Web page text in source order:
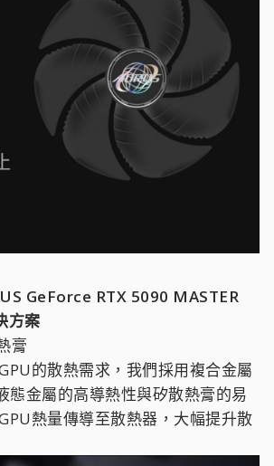
GeForce RTX 5090 MASTER
方案
膏
的散熱需求，我們採用複合金屬
態金屬的高導熱性與矽散熱膏的易
熱量傳導至散熱器，大幅提升散